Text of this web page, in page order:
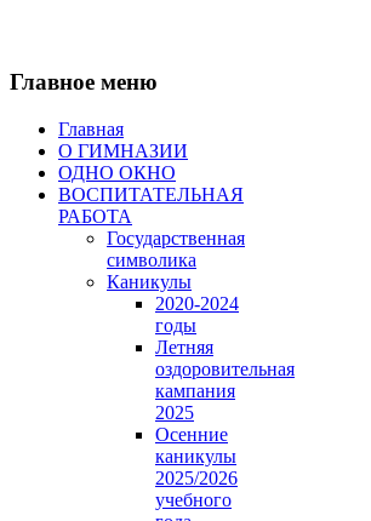
Главное меню
Главная
О ГИМНАЗИИ
ОДНО ОКНО
ВОСПИТАТЕЛЬНАЯ
РАБОТА
Государственная
символика
Каникулы
2020-2024
годы
Летняя
оздоровительная
кампания
2025
Осенние
каникулы
2025/2026
учебного